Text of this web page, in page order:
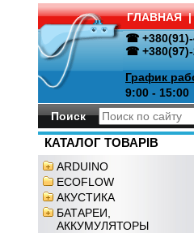
ГЛАВНАЯ |
☎ +380(91)-
☎ +380(97)-
График
9:00 - 15:00
Поиск
КАТАЛОГ ТОВАРІВ
ARDUINO
ECOFLOW
АКУСТИКА
БАТАРЕИ,
АККУМУЛЯТОРЫ